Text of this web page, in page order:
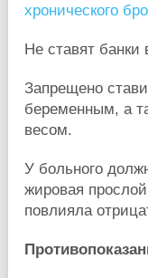
хронического
Не ставят банки
Запрещено
беременным, а
весом.
У больного
жировая
повлияла